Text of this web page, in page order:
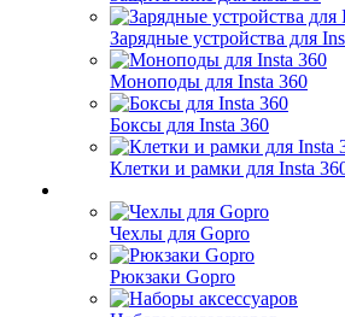
Зарядные устройства для
Моноподы для Insta 360
Боксы для Insta 360
Клетки и рамки для Insta
Чехлы для Gopro
Рюкзаки Gopro